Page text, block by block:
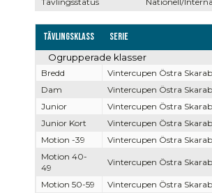
Tävlingsklass Serie
Ogrupperade klasser
Bredd Vintercupen Östra
Dam
Vintercupen Östra
Junior
Vintercupen Östra
Junior Kort
Vintercupen Östra
Motion -39
Vintercupen Östra
Motion 40-
49
Vintercupen Östra
Motion 50-59 Vintercupen Östra